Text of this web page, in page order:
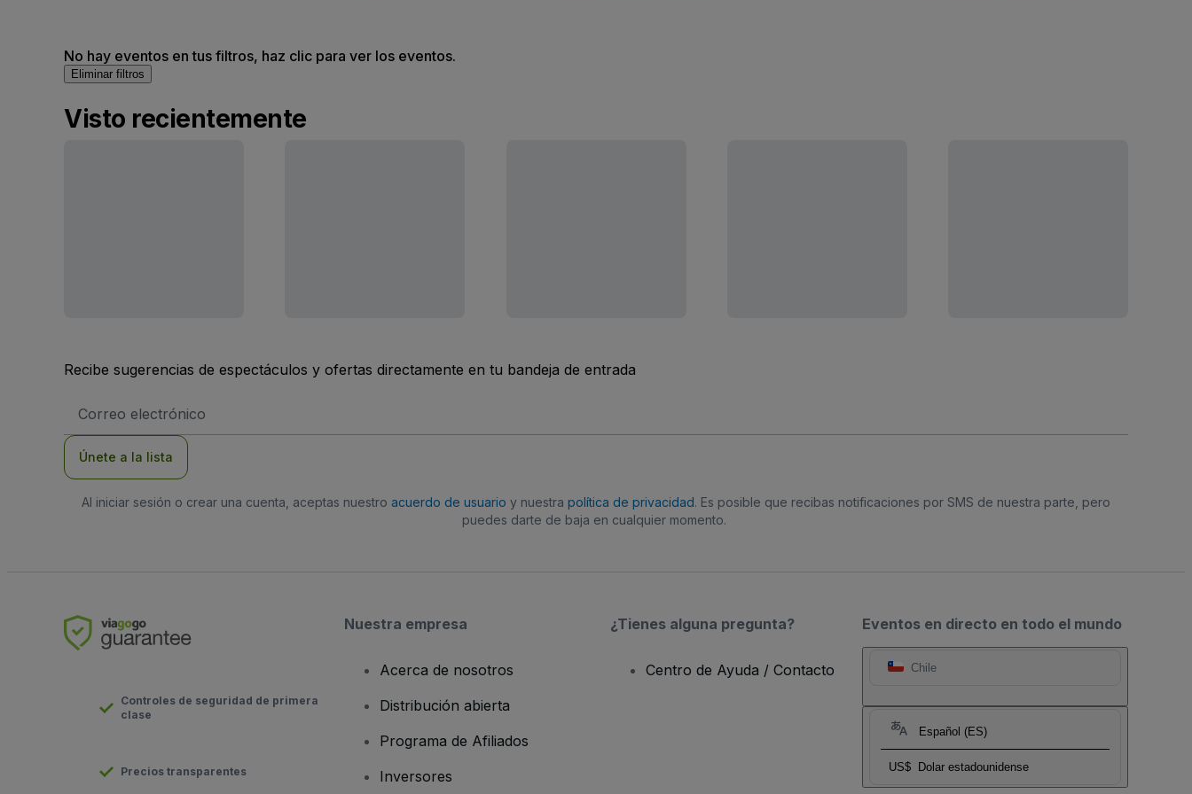
No hay eventos en tus filtros, haz clic para ver los eventos.
Eliminar filtros
Visto recientemente
Recibe sugerencias de espectáculos y ofertas directamente en tu bandeja de entrada
de
Únete a la lista
Al iniciar sesión o crear una cuenta, aceptas nuestro acuerdo de usuario y nuestra política de privacidad. Es posible que recibas notificaciones por SMS de nuestra parte, pero
puedes darte de baja en cualquier momento.
Eventos en directo en todo el mundo
Chile
Español (ES)
US$ Dolar estadounidense
Controles de seguridad de primera
clase
Precios transparentes
Nuestra empresa
Acerca de nosotros
Distribución abierta
Programa de Afiliados
Inversores
¿Tienes alguna pregunta?
Centro de Ayuda / Contacto